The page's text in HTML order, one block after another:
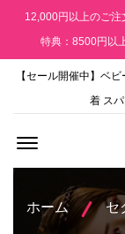
12,000円以上のご注
特典：8500円以
【セール開催中】ベ
着 ス
ホーム セ